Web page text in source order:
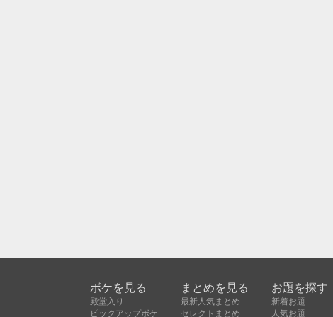
ボケを見る
殿堂入り
ピックアップボケ
まとめを見る
最新人気まとめ
セレクトまとめ
お題を探す
新着お題
人気お題